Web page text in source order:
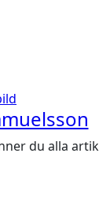
du alla